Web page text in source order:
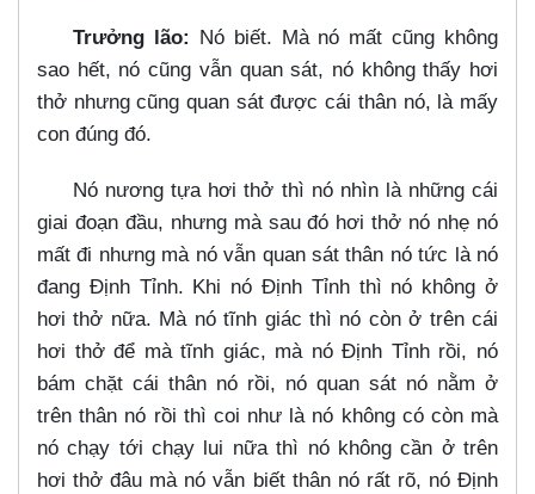
Trưởng lão: Nó biết. Mà nó mất cũng không
sao hết, nó cũng vẫn quan sát, nó không thấy hơi
thở nhưng cũng quan sát được cái thân nó, là mấy
con đúng đó.
Nó nương tựa hơi thở thì nó nhìn là những cái
giai đoạn đầu, nhưng mà sau đó hơi thở nó nhẹ nó
mất đi nhưng mà nó vẫn quan sát thân nó tức là nó
đang Định Tỉnh. Khi nó Định Tỉnh thì nó không ở
hơi thở nữa. Mà nó tĩnh giác thì nó còn ở trên cái
hơi thở để mà tĩnh giác, mà nó Định Tỉnh rồi, nó
bám chặt cái thân nó rồi, nó quan sát nó nằm ở
trên thân nó rồi thì coi như là nó không có còn mà
nó chạy tới chạy lui nữa thì nó không cần ở trên
hơi thở đâu mà nó vẫn biết thân nó rất rõ, nó Định